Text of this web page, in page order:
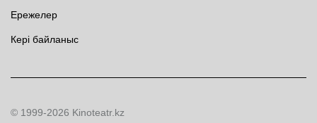
Ережелер
Кері байланыс
© 1999-2026 Kinoteatr.kz